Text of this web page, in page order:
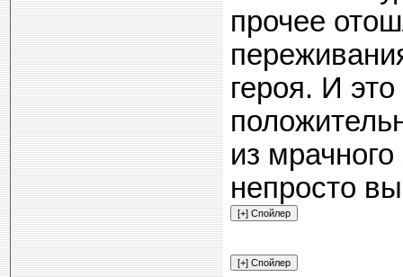
прочее
героя. И
из
непросто